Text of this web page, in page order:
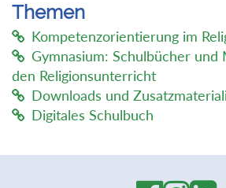
Themen
Kompetenzorientierung im
Gymnasium: Schulbücher
den Religionsunterricht
Downloads und
Digitales Schulbuch